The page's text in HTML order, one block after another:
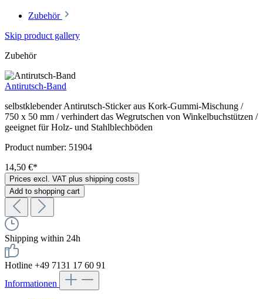
Zubehör
Skip product gallery
Zubehör
Antirutsch-Band
selbstklebender Antirutsch-Sticker aus Kork-Gummi-Mischung /
750 x 50 mm / verhindert das Wegrutschen von Winkelbuchstützen /
geeignet für Holz- und Stahlblechböden
Product number: 51904
14,50 €*
Prices excl. VAT plus shipping costs
Add to shopping cart
Shipping within 24h
Hotline +49 7131 17 60 91
Informationen